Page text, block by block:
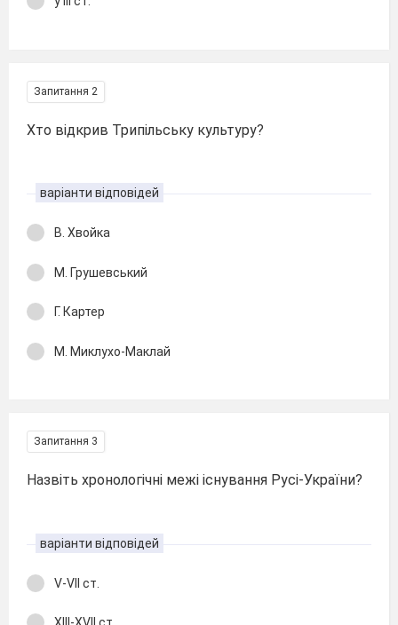
Запитання 2
Хто відкрив Трипільську культуру?
варіанти відповідей
В. Хвойка
М. Грушевський
Г. Картер
М. Миклухо-Маклай
Запитання 3
Назвіть хронологічні межі існування Русі-України?
варіанти відповідей
V-VII ст.